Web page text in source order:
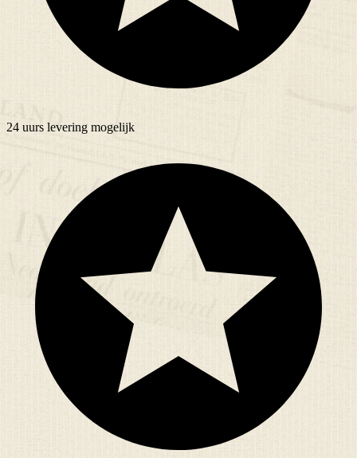
24 uurs levering mogelijk